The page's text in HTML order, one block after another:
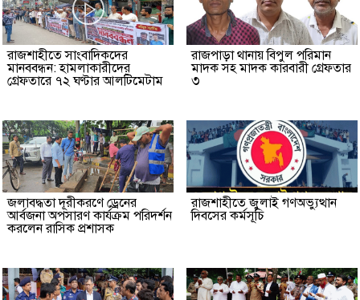
রাজশাহীতে সাংবাদিকদের
মানববন্ধন: হামলাকারীদের
গ্রেফতারে ৭২ ঘণ্টার আলটিমেটাম
রাজপাড়া থানায় বিপুল পরিমান
মাদক সহ মাদক কারবারী গ্রেফতার
৩
জলাবদ্ধতা দূরীকরণে ড্রেনের
আর্বজনা অপসারণ কার্যক্রম পরিদর্শন
করলেন রাসিক প্রশাসক
রাজশাহীতে জুলাই গণঅভ্যুত্থান
দিবসের কর্মসূচি